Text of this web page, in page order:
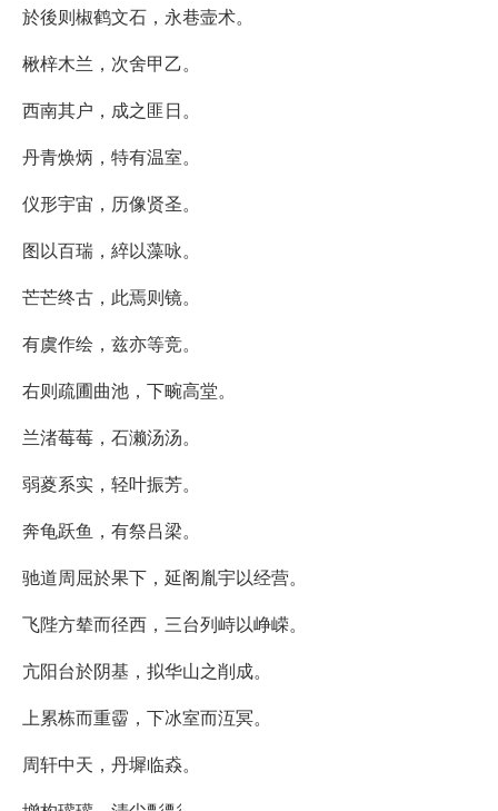
於後则椒鹤文石，永巷壸术。
楸梓木兰，次舍甲乙。
西南其户，成之匪日。
丹青焕炳，特有温室。
仪形宇宙，历像贤圣。
图以百瑞，綷以藻咏。
芒芒终古，此焉则镜。
有虞作绘，兹亦等竞。
右则疏圃曲池，下畹高堂。
兰渚莓莓，石濑汤汤。
弱葼系实，轻叶振芳。
奔龟跃鱼，有祭吕梁。
驰道周屈於果下，延阁胤宇以经营。
飞陛方辇而径西，三台列峙以峥嵘。
亢阳台於阴基，拟华山之削成。
上累栋而重霤，下冰室而沍冥。
周轩中天，丹墀临猋。